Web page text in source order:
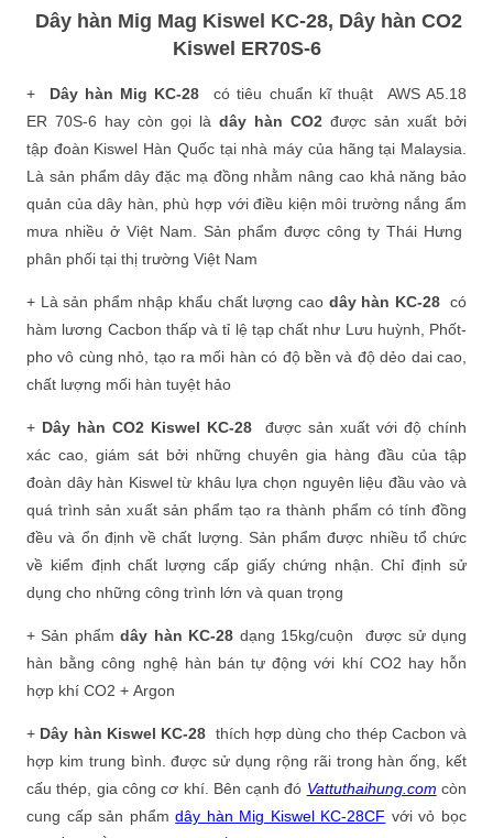
Dây hàn Mig Mag Kiswel KC-28, Dây hàn CO2
Kiswel ER70S-6
+ Dây hàn Mig KC-28 có tiêu chuẩn kĩ thuật AWS A5.18
ER 70S-6 hay còn gọi là dây hàn CO2 được sản xuất bởi
tập đoàn Kiswel Hàn Quốc tại nhà máy của hãng tại Malaysia.
Là sản phẩm dây đặc mạ đồng nhằm nâng cao khả năng bảo
quản của dây hàn, phù hợp với điều kiện môi trường nắng ẩm
mưa nhiều ở Việt Nam. Sản phẩm được công ty Thái Hưng
phân phối tại thị trường Việt Nam
+ Là sản phẩm nhập khẩu chất lượng cao dây hàn KC-28có
hàm lương Cacbon thấp và tỉ lệ tạp chất như Lưu huỳnh, Phốt-
pho vô cùng nhỏ, tạo ra mối hàn có độ bền và độ dẻo dai cao,
chất lượng mối hàn tuyệt hảo
+ Dây hàn CO2 Kiswel KC-28 được sản xuất với độ chính
xác cao, giám sát bởi những chuyên gia hàng đầu của tập
đoàn dây hàn Kiswel từ khâu lựa chọn nguyên liệu đầu vào và
quá trình sản xuất sản phẩm tạo ra thành phẩm có tính đồng
đều và ổn định về chất lượng. Sản phẩm được nhiều tổ chức
về kiểm định chất lượng cấp giấy chứng nhận. Chỉ định sử
dụng cho những công trình lớn và quan trọng
+ Sản phẩmdây hàn KC-28 dạng 15kg/cuộn được sử dụng
hàn bằng công nghệ hàn bán tự động với khí CO2 hay hỗn
hợp khí CO2 + Argon
+ Dây hàn Kiswel KC-28 thích hợp dùng cho thép Cacbon và
hợp kim trung bình. được sử dụng rộng rãi trong hàn ống, kết
cấu thép, gia công cơ khí. Bên cạnh đó Vattuthaihung.com còn
cung cấp sản phẩmdây hàn Mig Kiswel KC-28CF với vỏ bọc